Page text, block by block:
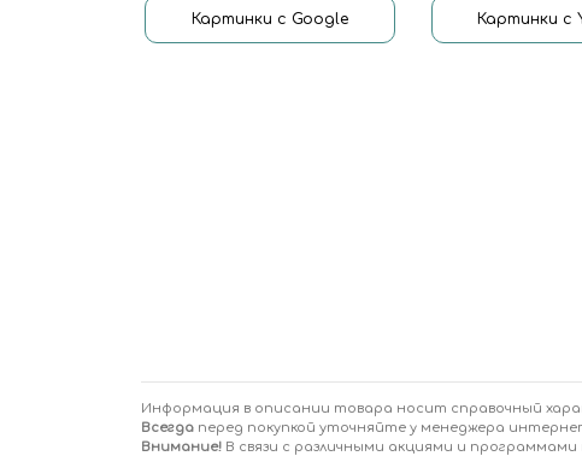
Картинки с Google
Картинки с
Информация в описании товара носит справочный
Всегда перед покупкой уточняйте у менеджера
Внимание! В связи с различными акциями и